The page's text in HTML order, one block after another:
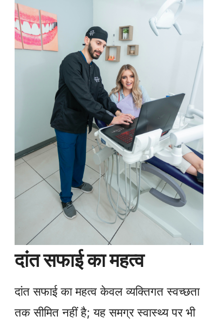
दांत सफाई का महत्व
दांत सफाई का महत्व केवल व्यक्तिगत स्वच्छता
तक सीमित नहीं है; यह समग्र स्वास्थ्य पर भी